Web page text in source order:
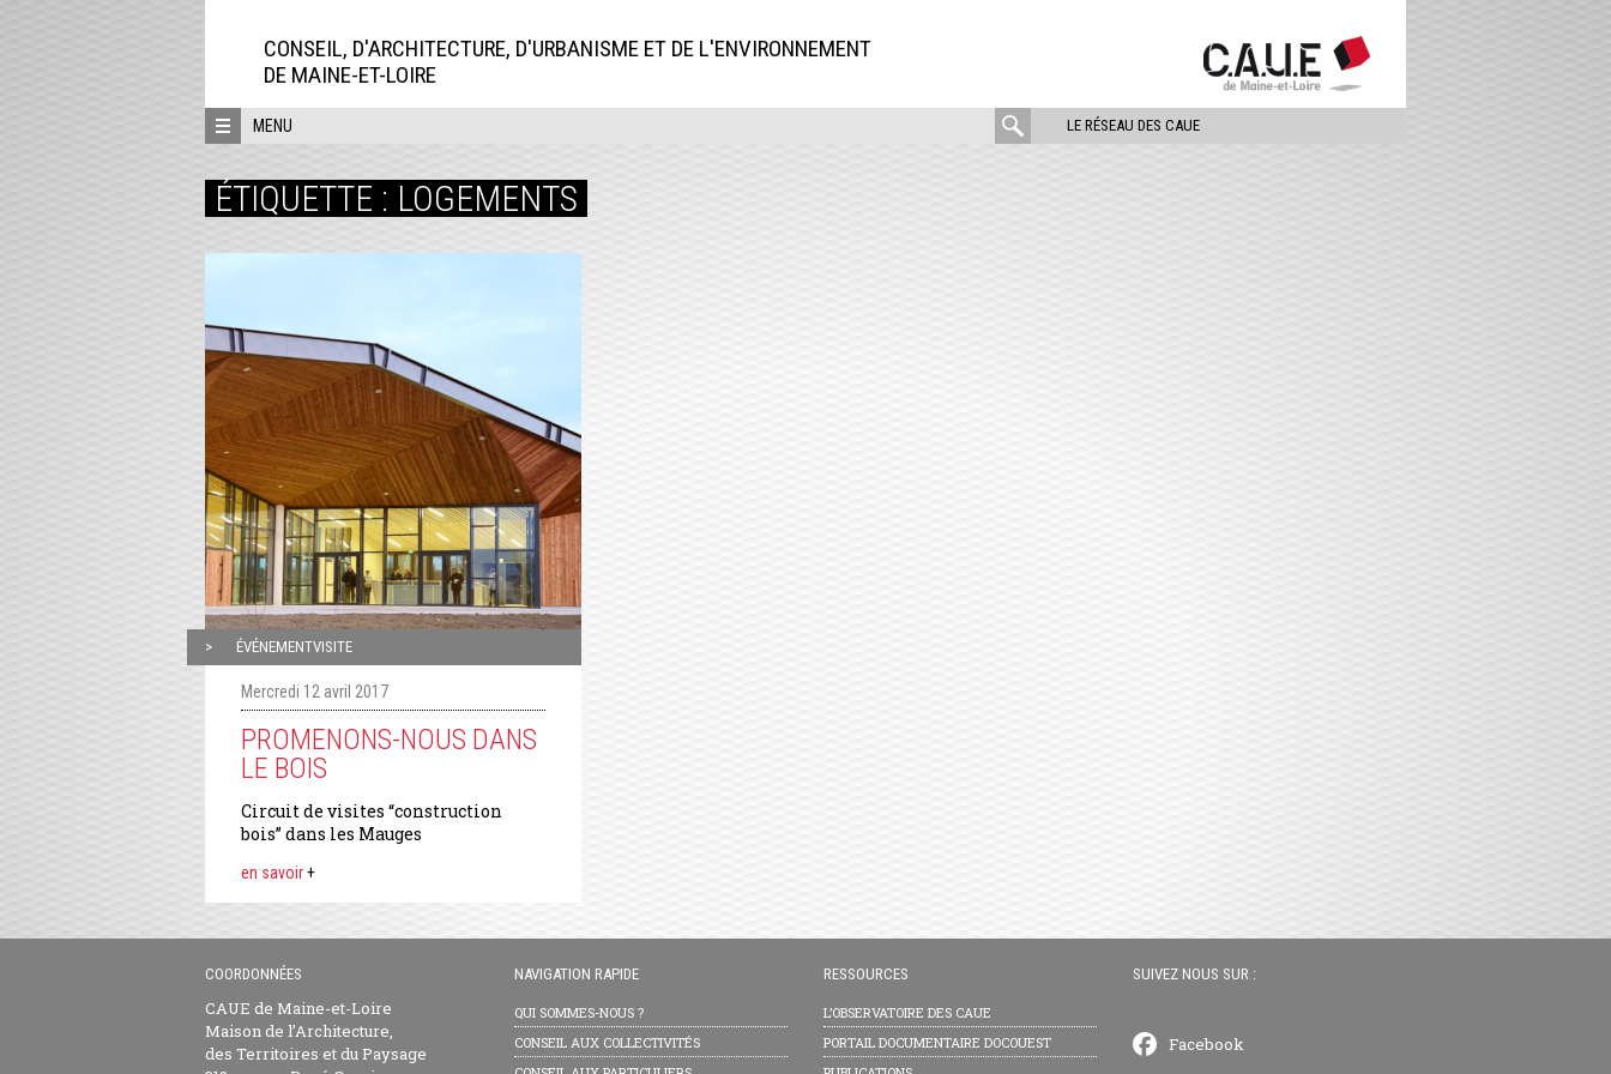
CONSEIL, D'ARCHITECTURE, D'URBANISME ET DE L'ENVIRONNEMENT
DE MAINE-ET-LOIRE
MENU LE RÉSEAU DES CAUE
rechercher
:
ÉTIQUETTE : LOGEMENTS
ÉVÉNEMENTVISITE
Mercredi 12 avril 2017
PROMENONS-NOUS DANS
LE BOIS
Circuit de visites “construction
bois” dans les Mauges
en savoir+
COORDONNÉES
CAUE de Maine-et-Loire
Maison de l’Architecture,
des Territoires et du Paysage
NAVIGATION RAPIDE
QUI SOMMES-NOUS ?
CONSEIL AUX COLLECTIVITÉS
RESSOURCES
L’OBSERVATOIRE DES CAUE
PORTAIL DOCUMENTAIRE DOCOUEST
SUIVEZ NOUS SUR :
Facebook